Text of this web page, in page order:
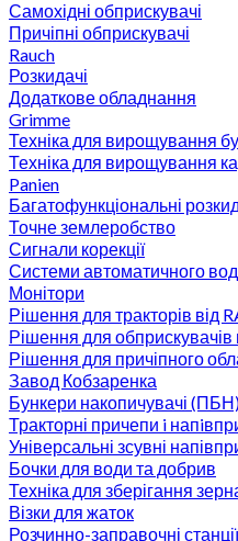
Самохідні обприскувачі
Причіпні обприскувачі
Rauch
Розкидачі
Додаткове обладнання
Grimme
Техніка для вирощування
Техніка для вирощування
Panien
Багатофункціональні
Точне землеробство
Сигнали корекції
Системи автоматичного
Монітори
Рішення для тракторів від
Рішення для обприскувачів
Рішення для причіпного
Завод Кобзаренка
Бункери накопичувачі
Тракторні причепи i
Універсальні зсувні
Бочки для води та добрив
Техніка для зберігання
Візки для жаток
Розчинно-заправочні станції